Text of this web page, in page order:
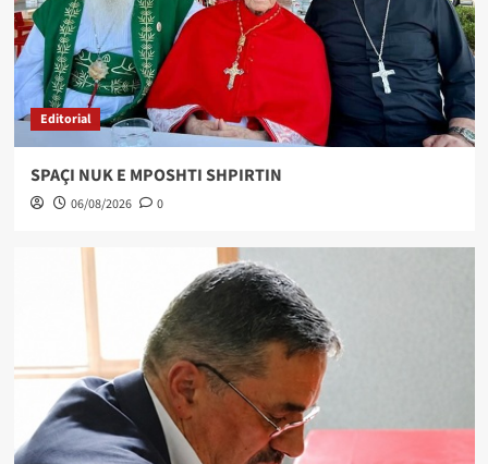
Editorial
SPAÇI NUK E MPOSHTI SHPIRTIN
06/08/2026 0